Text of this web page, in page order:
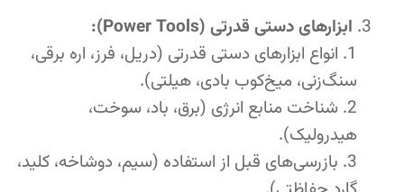
ابزارهای دستی قدرتی (Power Tools):
انواع ابزارهای دستی قدرتی (دریل، فرز، اره برقی،
سنگ‌زنی، میخ‌کوب بادی، هیلتی).
شناخت منابع انرژی (برق، باد، سوخت،
هیدرولیک).
بازرسی‌های قبل از استفاده (سیم، دوشاخه، کلید،